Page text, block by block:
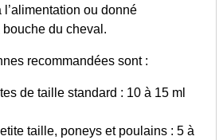
ou donné
du cheval.
recommandées sont :
de taille standard : 10 à 15 ml
taille, poneys et poulains : 5 à